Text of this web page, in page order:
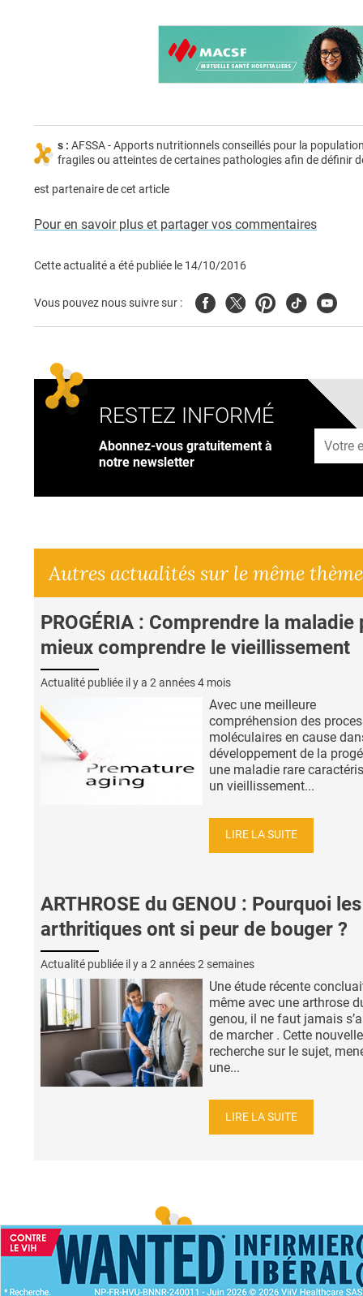
s : AFSSA - Apports nutritionnels conseillés pour la
fragiles ou atteintes de certaines pathologies afin de définir
est partenaire de cet article
Pour en savoir plus et partager vos commentaires
Cette actualité a été publiée le 14/10/2016
Vous pouvez nous suivre sur : FacebookTwitterPinterest
TiktokYoutube
RESTEZ INFORMÉ
Abonnez-vous gratuitement à
notre newsletter
Autres actualités sur le même thème
PROGÉRIA : Comprendre la maladie
mieux comprendre le vieillissement
Actualité publiée il y a 2 années 4 mois
Avec une meilleure
compréhension des
moléculaires en cause
développement de la
une maladie rare
un vieillissement...
LIRE LA SUITE
ARTHROSE du GENOU : Pourquoi les
arthritiques ont si peur de bouger ?
Actualité publiée il y a 2 années 2 semaines
Une étude récente
même avec une arthrose
genou, il ne faut jamais
de marcher . Cette nouvelle
recherche sur le sujet,
une...
LIRE LA SUITE
ACCUEIL